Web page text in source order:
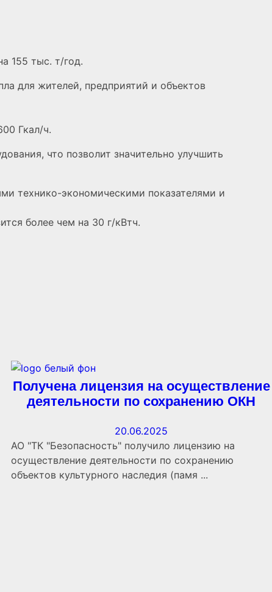
155 тыс. т/год.
для жителей, предприятий и объектов
Гкал/ч.
что позволит значительно улучшить
технико-экономическими показателями и
более чем на 30 г/кВтч.
Получена лицензия на осуществление
деятельности по сохранению ОКН
20.06.2025
АО "ТК "Безопасность" получило лицензию на
осуществление деятельности по сохранению
объектов культурного наследия (памя ...